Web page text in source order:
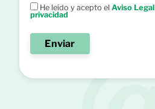
He leído y acepto elAviso Legal
privacidad